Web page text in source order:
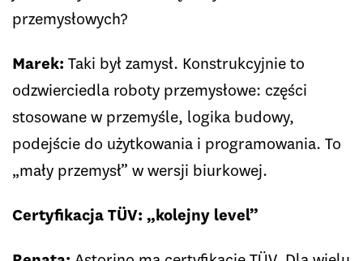
przemysłowych?
Marek: Taki był zamysł. Konstrukcyjnie to
odzwierciedla roboty przemysłowe: części
stosowane w przemyśle, logika budowy,
podejście do użytkowania i programowania. To
„mały przemysł” w wersji biurkowej.
Certyfikacja TÜV: „kolejny level”